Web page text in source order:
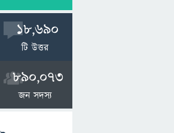
18,690
টি উত্তর
890,073
জন সদস্য